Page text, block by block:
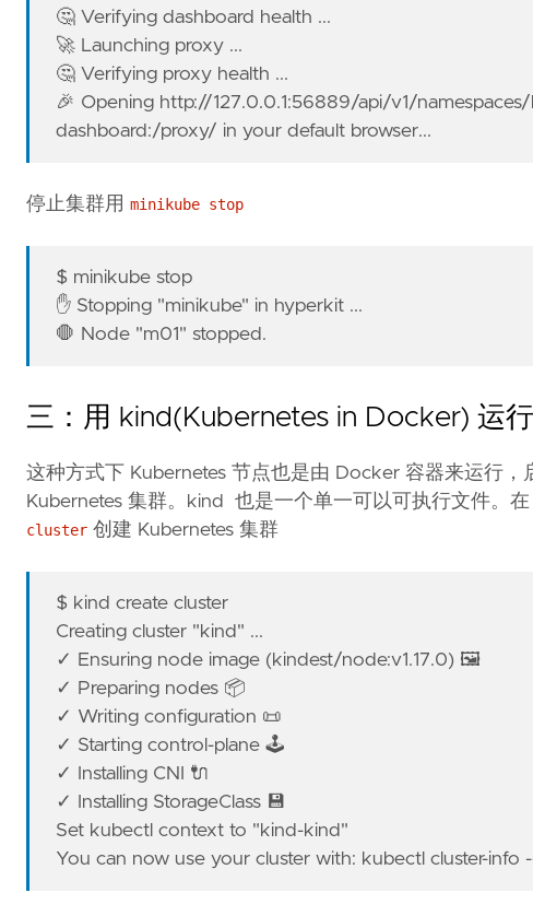
🤔 Verifying dashboard health ...
🚀 Launching proxy ...
🤔 Verifying proxy health ...
🎉 Opening http://127.0.0.1:56889/api/v1/
dashboard:/proxy/ in your default browser...
停止集群用 minikube stop
$ minikube stop
✋ Stopping "minikube" in hyperkit ...
🛑 Node "m01" stopped.
三：用 kind(Kubernetes in Docker) 运
这种方式下 Kubernetes 节点也是由 Docker 容器来运行
Kubernetes 集群。kind 也是一个单一可以可执行文件。在
cluster 创建 Kubernetes 集群
$ kind create cluster
Creating cluster "kind" ...
✓ Ensuring node image (kindest/node:v1.17.0) 🖼
✓ Preparing nodes 📦
✓ Writing configuration 📜
✓ Starting control-plane 🕹️
✓ Installing CNI 🔌
✓ Installing StorageClass 💾
Set kubectl context to "kind-kind"
You can now use your cluster with: kubectl cluster-